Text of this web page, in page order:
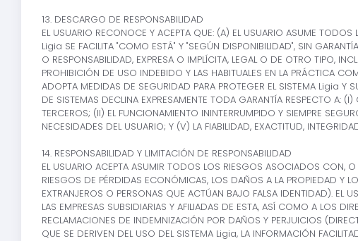
13. DESCARGO DE RESPONSABILIDAD
EL USUARIO RECONOCE Y ACEPTA QUE: (A) EL USUARIO ASUME
Ligia SE FACILITA "COMO ESTÁ" Y "SEGÚN DISPONIBILIDAD", SIN
O RESPONSABILIDAD, EXPRESA O IMPLÍCITA, LEGAL O DE OTRO TIPO,
PROHIBICIÓN DE USO INDEBIDO Y LAS HABITUALES EN LA PRÁCTICA
ADOPTA MEDIDAS DE SEGURIDAD PARA PROTEGER EL SISTEMA Ligia
DE SISTEMAS DECLINA EXPRESAMENTE TODA GARANTÍA RESPECTO A:
TERCEROS; (II) EL FUNCIONAMIENTO ININTERRUMPIDO Y SIEMPRE
NECESIDADES DEL USUARIO; Y (V) LA FIABILIDAD, EXACTITUD,
14. RESPONSABILIDAD Y LIMITACIÓN DE RESPONSABILIDAD
EL USUARIO ACEPTA ASUMIR TODOS LOS RIESGOS ASOCIADOS CON,
RIESGOS DE PÉRDIDAS ECONÓMICAS, LOS DAÑOS A LA PROPIEDAD
EXTRANJEROS O PERSONAS QUE ACTÚAN BAJO FALSA IDENTIDAD). EL
LAS EMPRESAS SUBSIDIARIAS Y AFILIADAS DE ESTA, ASÍ COMO A LOS
RECLAMACIONES DE INDEMNIZACIÓN POR DAÑOS Y PERJUICIOS
QUE SE DERIVEN DEL USO DEL SISTEMA Ligia, LA INFORMACIÓN